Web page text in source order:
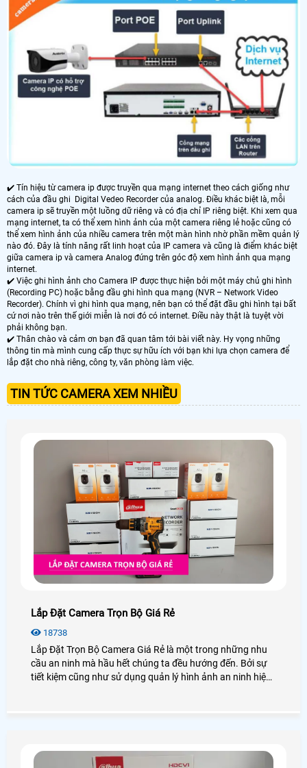
✔️ Tín hiệu từ camera ip được truyền qua mạng internet theo cách giống như
cách của đầu ghi Digital Vedeo Recorder của analog. Điều khác biệt là, mỗi
camera ip sẽ truyền một luồng dữ riêng và có địa chỉ IP riêng biệt. Khi xem qua
mạng internet, ta có thể xem hình ảnh của một camera riêng lẻ hoặc cũng có
thể xem hình ảnh của nhiều camera trên một màn hình nhờ phần mềm quản lý
nào đó. Đây là tính năng rất linh hoạt của IP camera và cũng là điểm khác biệt
giữa camera ip và camera Analog đứng trên góc độ xem hình ảnh qua mạng
internet.
✔️ Việc ghi hình ảnh cho Camera IP được thực hiện bởi một máy chủ ghi hình
(Recording PC) hoặc bằng đầu ghi hình qua mạng (NVR – Network Video
Recorder). Chính vì ghi hình qua mạng, nên bạn có thể đặt đầu ghi hình tại bất
cứ nơi nào trên thế giới miễn là nơi đó có internet. Điều này thật là tuyệt vời
phải không bạn.
✔️ Thân chào và cảm ơn bạn đã quan tâm tới bài viết này. Hy vọng những
thông tin mà mình cung cấp thực sự hữu ích với bạn khi lựa chọn camera để
lắp đặt cho nhà riêng, công ty, văn phòng làm việc.
TIN TỨC CAMERA XEM NHIỀU
Lắp Đặt Camera Trọn Bộ Giá Rẻ
18738
Lắp Đặt Trọn Bộ Camera Giá Rẻ là một trong những nhu
cầu an ninh mà hầu hết chúng ta đều hướng đến. Bởi sự
tiết kiệm cũng như sử dụng quản lý hình ảnh an ninh hiệu